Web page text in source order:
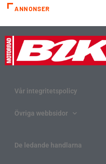
ANNONSER
Vår integritetspolicy
Övriga webbsidor
De ledande handlarna